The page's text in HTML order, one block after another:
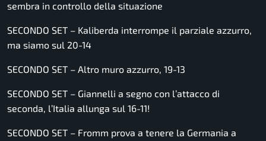
sembra in controllo della situazione
SECONDO SET – Kaliberda interrompe il parziale azzurro,
ma siamo sul 20-14
SECONDO SET – Altro muro azzurro, 19-13
SECONDO SET – Giannelli a segno con l’attacco di
seconda, l’Italia allunga sul 16-11!
SECONDO SET – Fromm prova a tenere la Germania a